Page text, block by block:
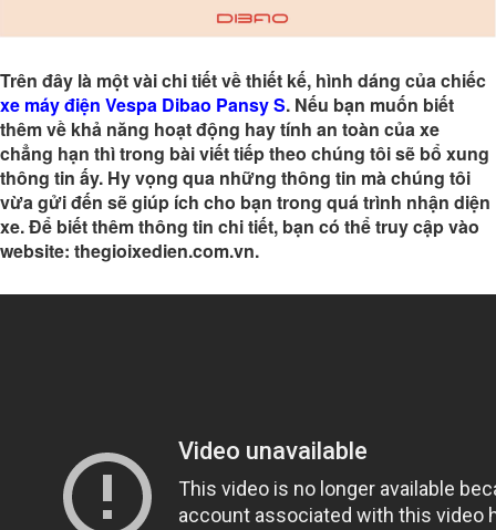
Trên đây là một vài chi tiết về thiết kế, hình dáng của chiếc
xe máy điện Vespa Dibao Pansy S. Nếu bạn muốn biết
thêm về khả năng hoạt động hay tính an toàn của xe
chẳng hạn thì trong bài viết tiếp theo chúng tôi sẽ bổ xung
thông tin ấy. Hy vọng qua những thông tin mà chúng tôi
vừa gửi đến sẽ giúp ích cho bạn trong quá trình nhận diện
xe. Để biết thêm thông tin chi tiết, bạn có thể truy cập vào
website: thegioixedien.com.vn.